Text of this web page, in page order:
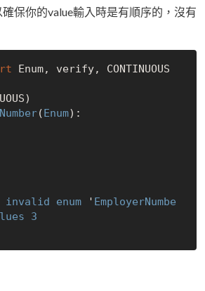
保你的value輸入時是有順序的，沒有
Enum, verify, CONTINUOUS
(Enum):
invalid enum ' EmployerNumbe
3